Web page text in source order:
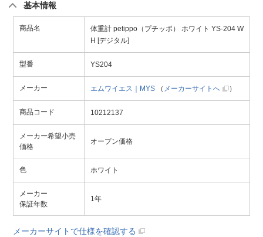
基本情報
商品名
体重計 petippo（プチッポ） ホワイト YS-204 W
H [デジタル]
型番 YS204
メーカー エムワイエス｜MYS （ メーカーサイトへ ）
商品コード 10212137
メーカー希望小売
価格
オープン価格
色 ホワイト
メーカー
保証年数
1年
メーカーサイトで仕様を確認する